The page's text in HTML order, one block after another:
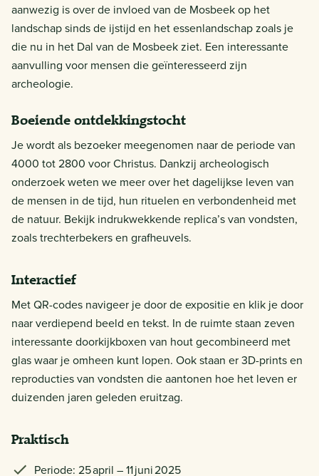
aanwezig is over de invloed van de Mosbeek op het
landschap sinds de ijstijd en het essenlandschap zoals je
die nu in het Dal van de Mosbeek ziet. Een interessante
aanvulling voor mensen die geïnteresseerd zijn
archeologie.
Boeiende ontdekkingstocht
Je wordt als bezoeker meegenomen naar de periode van
4000 tot 2800 voor Christus. Dankzij archeologisch
onderzoek weten we meer over het dagelijkse leven van
de mensen in de tijd, hun rituelen en verbondenheid met
de natuur. Bekijk indrukwekkende replica’s van vondsten,
zoals trechterbekers en grafheuvels.
Interactief
Met QR-codes navigeer je door de expositie en klik je door
naar verdiepend beeld en tekst. In de ruimte staan zeven
interessante doorkijkboxen van hout gecombineerd met
glas waar je omheen kunt lopen. Ook staan er 3D-prints en
reproducties van vondsten die aantonen hoe het leven er
duizenden jaren geleden eruitzag.
Praktisch
Periode: 25 april – 11 juni 2025